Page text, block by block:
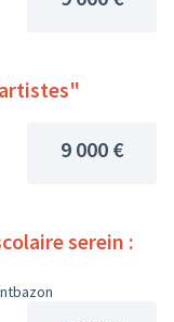
9 000 €
serein :